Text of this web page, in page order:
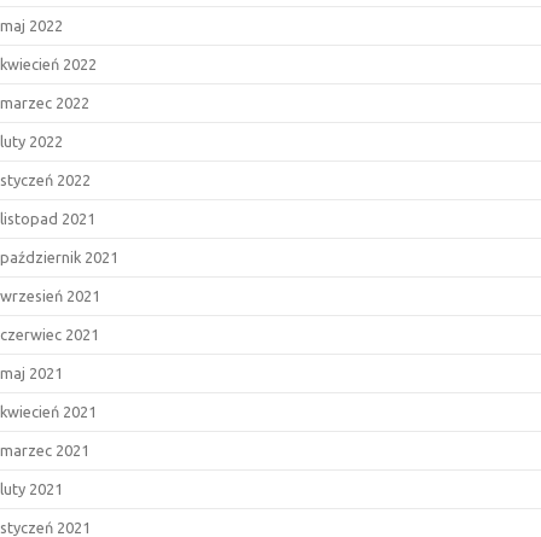
maj 2022
kwiecień 2022
marzec 2022
luty 2022
styczeń 2022
listopad 2021
październik 2021
wrzesień 2021
czerwiec 2021
maj 2021
kwiecień 2021
marzec 2021
luty 2021
styczeń 2021